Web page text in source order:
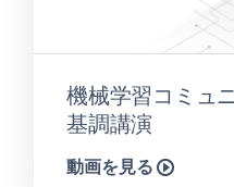
機械学習コミュ
基調講演
動画を見る